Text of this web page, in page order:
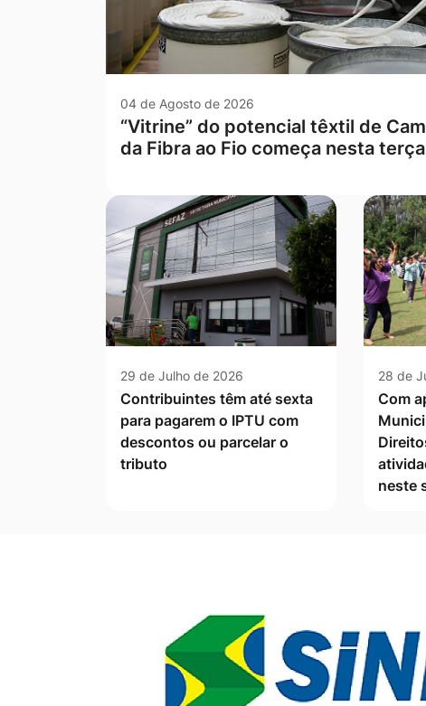
03 de Agosto de 2026
SIASP realiza mais duas
Campo Verde
29 de Julho de 2026
Contribuintes têm até sexta
para pagarem o IPTU com
descontos ou parcelar o
tributo
28 de
Com
neste